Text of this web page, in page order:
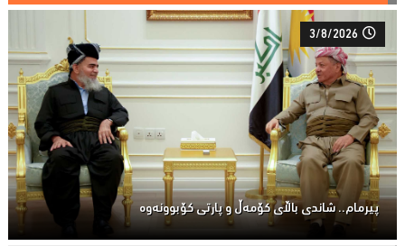
3/8/2026
پیرمام.. شاندی باڵای كۆمه‌ڵ و پارتی كۆبوونه‌وه‌